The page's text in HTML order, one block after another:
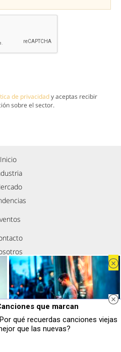
de privacidady aceptas recibir
sobre el sector.
Inicio
de privacidad
legal
de cookies
¿Sabes qué baja tu ánimo?
Lo haces todos los días y afecta
que marcan
qué recuerdas canciones viejas
que las nuevas?